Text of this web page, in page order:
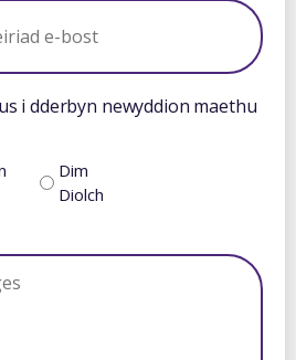
i dderbyn newyddion maethu
Dim
Diolch